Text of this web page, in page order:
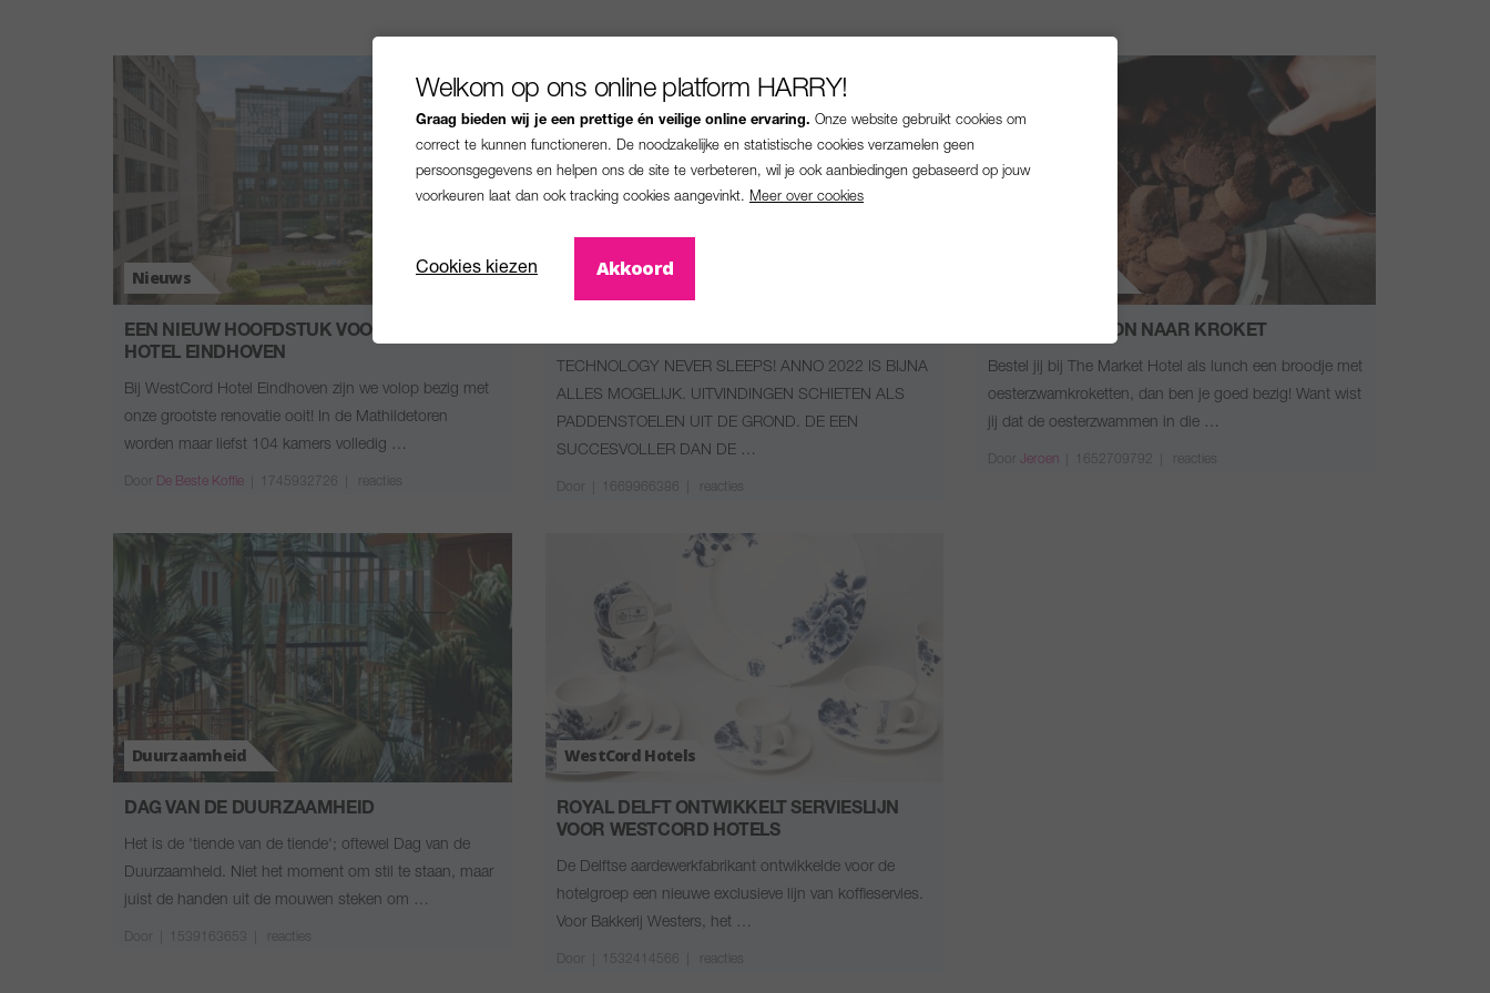
Welkom op ons online platform HARRY!
Graag bieden wij je een prettige én veilige online ervaring. Onze website gebruikt cookies om
correct te kunnen functioneren. De noodzakelijke en statistische cookies verzamelen geen
persoonsgegevens en helpen ons de site te verbeteren, wil je ook aanbiedingen gebaseerd op jouw
voorkeuren laat dan ook tracking cookies aangevinkt. Meer over cookies
Cookies kiezen Akkoord
Nieuws
EEN NIEUW HOOFDSTUK VOOR WESTCORD
HOTEL EINDHOVEN
Bij WestCord Hotel Eindhoven zijn we volop bezig met
onze grootste renovatie ooit! In de Mathildetoren
worden maar liefst 104 kamers volledig …
Door De Beste Koffie 1745932726 | reacties
Innovatie
TECHNOLOGY NEVER SLEEPS! ANNO 2022 IS BIJNA
ALLES MOGELIJK. UITVINDINGEN SCHIETEN ALS
PADDENSTOELEN UIT DE GROND. DE EEN
SUCCESVOLLER DAN DE …
Door 1669966386 | reacties
VAN KOFFIEBOON NAAR KROKET
Bestel jij bij The Market Hotel als lunch een broodje met
oesterzwamkroketten, dan ben je goed bezig! Want wist
jij dat de oesterzwammen in die …
DoorJeroen 1652709792 | reacties
Duurzaamheid
DAG VAN DE DUURZAAMHEID
Het is de 'tiende van de tiende'; oftewel Dag van de
Duurzaamheid. Niet het moment om stil te staan, maar
juist de handen uit de mouwen steken om …
Door 1539163653 | reacties
WestCord Hotels
ROYAL DELFT ONTWIKKELT SERVIESLIJN
VOOR WESTCORD HOTELS
De Delftse aardewerkfabrikant ontwikkelde voor de
hotelgroep een nieuwe exclusieve lijn van koffieservies.
Voor Bakkerij Westers, het …
Door 1532414566 | reacties